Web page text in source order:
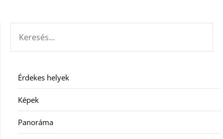
Érdekes helyek
Képek
Panoráma